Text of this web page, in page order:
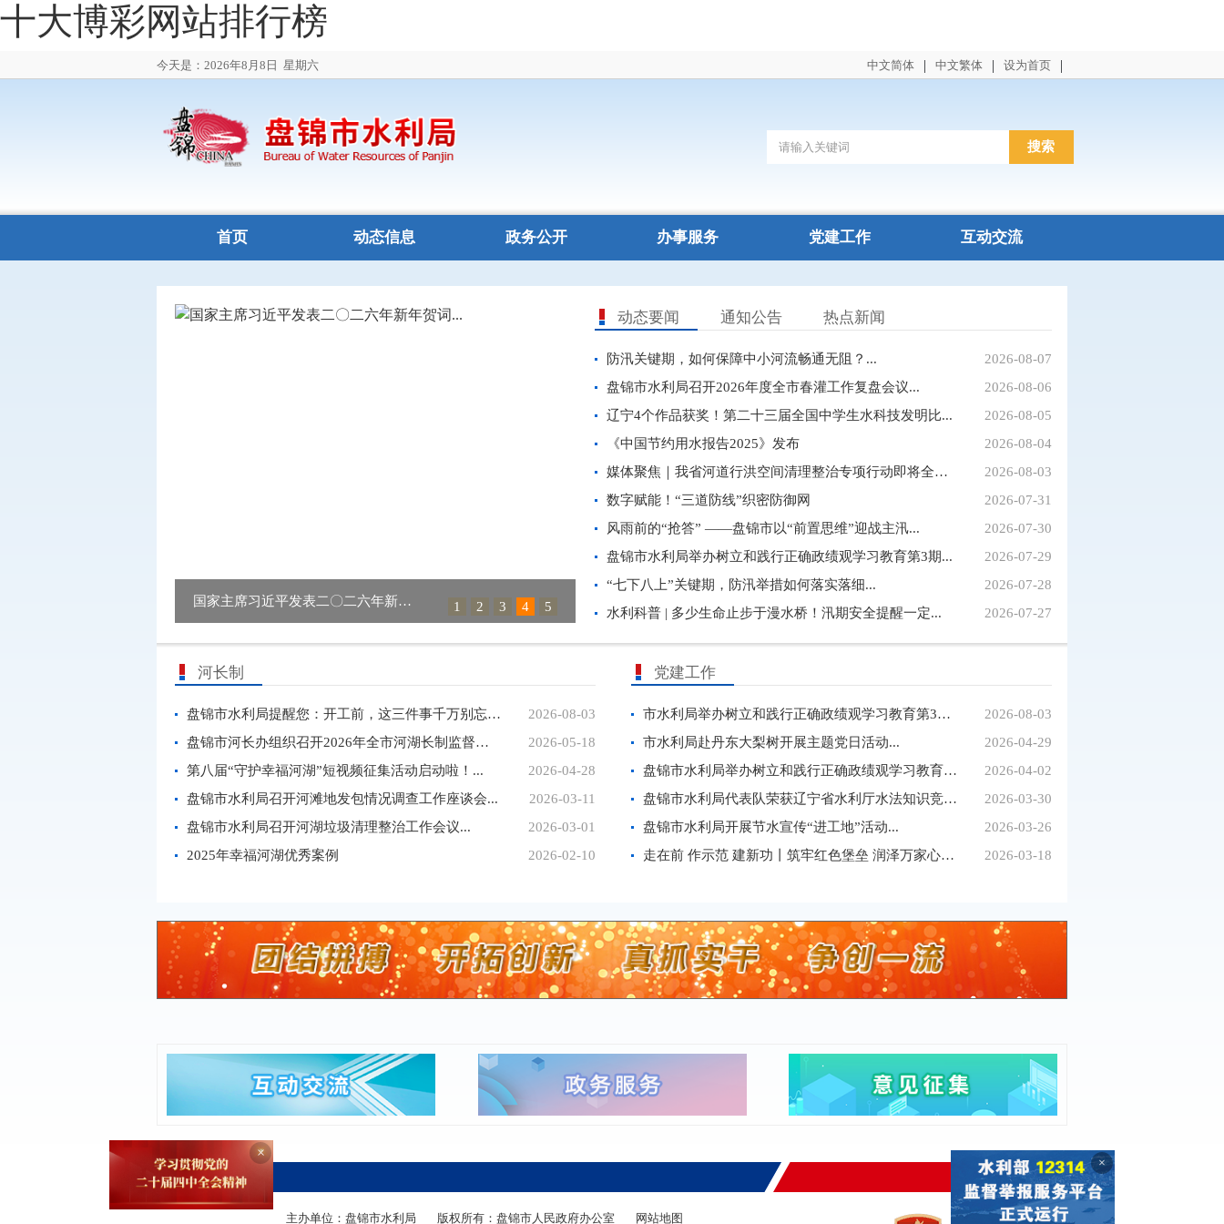
十大博彩网站排行榜
今天是：2026年8月8日 星期六 中文简体 | 中文繁体 | 设为首页 |
首页 动态信息 政务公开 办事服务 党建工作 互动交流
×
国家主席习近平发表二〇二六年新年贺词... 1 2 3 4 5
动态要闻 通知公告 热点新闻
防汛关键期，如何保障中小河流畅通无阻？...
2026-08-07
盘锦市水利局召开2026年度全市春灌工作复盘会议...
2026-08-06
辽宁4个作品获奖！第二十三届全国中学生水科技发明比...
2026-08-05
《中国节约用水报告2025》发布
2026-08-04
媒体聚焦｜我省河道行洪空间清理整治专项行动即将全面...
2026-08-03
数字赋能！“三道防线”织密防御网
2026-07-31
风雨前的“抢答” ——盘锦市以“前置思维”迎战主汛...
2026-07-30
盘锦市水利局举办树立和践行正确政绩观学习教育第3期...
2026-07-29
“七下八上”关键期，防汛举措如何落实落细...
2026-07-28
水利科普 | 多少生命止步于漫水桥！汛期安全提醒一定...
2026-07-27
河长制
盘锦市水利局提醒您：开工前，这三件事千万别忘！...
2026-08-03
盘锦市河长办组织召开2026年全市河湖长制监督检查...
2026-05-18
第八届“守护幸福河湖”短视频征集活动启动啦！...
2026-04-28
盘锦市水利局召开河滩地发包情况调查工作座谈会...
2026-03-11
盘锦市水利局召开河湖垃圾清理整治工作会议...
2026-03-01
2025年幸福河湖优秀案例
2026-02-10
党建工作
市水利局举办树立和践行正确政绩观学习教育第3期读...
2026-08-03
市水利局赴丹东大梨树开展主题党日活动...
2026-04-29
盘锦市水利局举办树立和践行正确政绩观学习教育第1...
2026-04-02
盘锦市水利局代表队荣获辽宁省水利厅水法知识竞赛...
2026-03-30
盘锦市水利局开展节水宣传“进工地”活动...
2026-03-26
走在前 作示范 建新功丨筑牢红色堡垒 润泽万家心田...
2026-03-18
×
主办单位：盘锦市水利局 版权所有：盘锦市人民政府办公室 网站地图